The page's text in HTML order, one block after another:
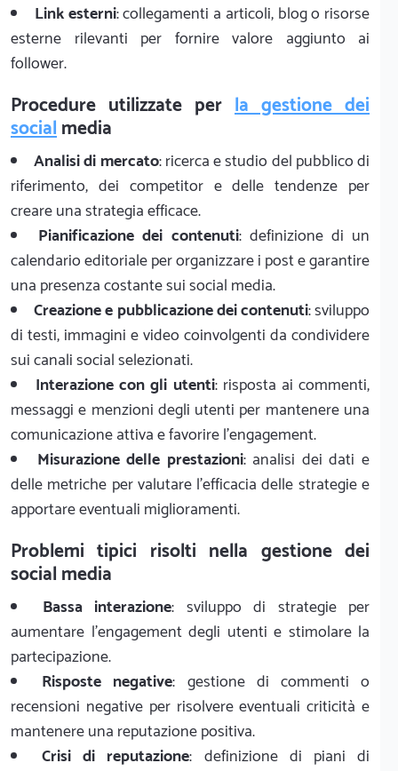
Link esterni: collegamenti a articoli, blog o risorse
esterne rilevanti per fornire valore aggiunto ai
follower.
Procedure utilizzate per la gestione dei
socialmedia
Analisi di mercato: ricerca e studio del pubblico di
riferimento, dei competitor e delle tendenze per
creare una strategia efficace.
Pianificazione dei contenuti: definizione di un
calendario editoriale per organizzare i post e garantire
una presenza costante sui social media.
Creazione e pubblicazione dei contenuti: sviluppo
di testi, immagini e video coinvolgenti da condividere
sui canali social selezionati.
Interazione con gli utenti: risposta ai commenti,
messaggi e menzioni degli utenti per mantenere una
comunicazione attiva e favorire l'engagement.
Misurazione delle prestazioni: analisi dei dati e
delle metriche per valutare l'efficacia delle strategie e
apportare eventuali miglioramenti.
Problemi tipici risolti nella gestione dei
social media
Bassa interazione: sviluppo di strategie per
aumentare l'engagement degli utenti e stimolare la
partecipazione.
Risposte negative: gestione di commenti o
recensioni negative per risolvere eventuali criticità e
mantenere una reputazione positiva.
Crisi di reputazione: definizione di piani di